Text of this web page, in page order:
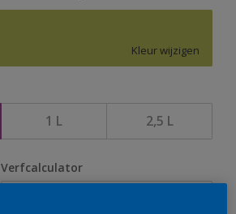
Kleur wijzigen
1 L 2,5 L
Verfcalculator